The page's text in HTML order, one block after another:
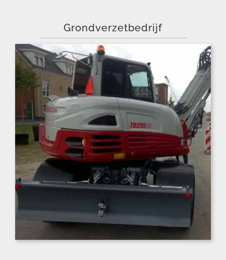
Grondverzetbedrijf